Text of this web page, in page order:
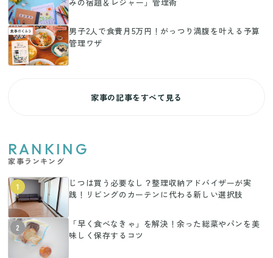
みの宿題＆レジャー」管理術
男子2人で食費月5万円！がっつり満腹を叶える予算
管理ワザ
家事の記事をすべて見る
RANKING
家事ランキング
1
じつは買う必要なし？整理収納アドバイザーが実
践！リビングのカーテンに代わる新しい選択肢
2
「早く食べなきゃ」を解決！余った総菜やパンを美
味しく保存するコツ